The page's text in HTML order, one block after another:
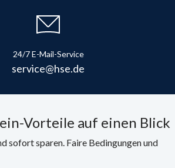
24/7 E-Mail-Service
service@hse.de
Vorteile auf einen Blick
sofort sparen. Faire Bedingungen und